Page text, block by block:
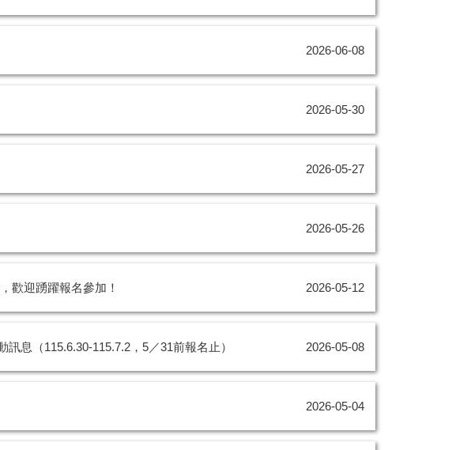
2026-06-08
2026-05-30
2026-05-27
2026-05-26
歡迎踴躍報名參加！ 2026-05-12
息（115.6.30-115.7.2，5／31前報名止） 2026-05-08
2026-05-04